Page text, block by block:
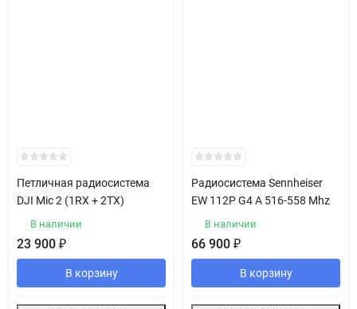
Петличная радиосистема
DJI Mic 2 (1RX + 2TX)
В наличии
23 900 ₽
В корзину
Радиосистема Sennheiser
EW 112P G4 A 516-558 Mhz
В наличии
66 900 ₽
В корзину